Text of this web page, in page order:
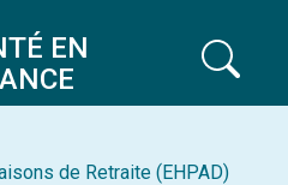
EN
de Retraite (EHPAD)